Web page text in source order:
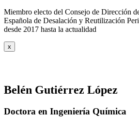
Miembro electo del Consejo de Dirección
Española de Desalación y Reutilización
desde 2017 hasta la actualidad
x
Belén Gutiérrez López
Doctora en Ingeniería Química